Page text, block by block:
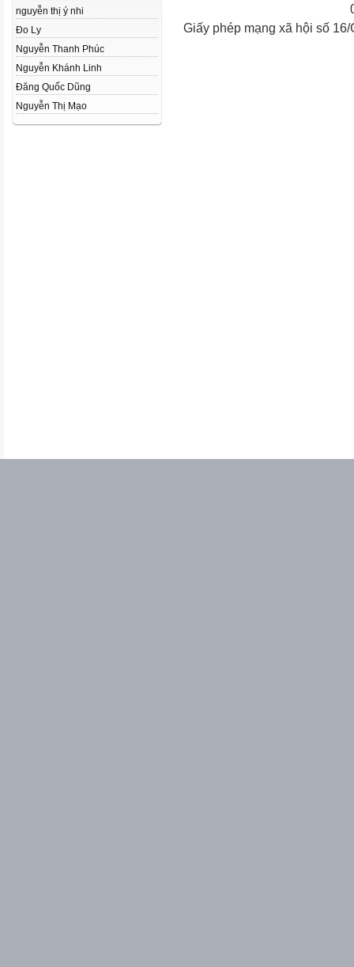
nguyễn thị ý nhi
Đo Ly
Nguyễn Thanh Phúc
Nguyễn Khánh Linh
Đăng Quốc Dũng
Nguyễn Thị Mạo
Giấy phép mạng xã hội số